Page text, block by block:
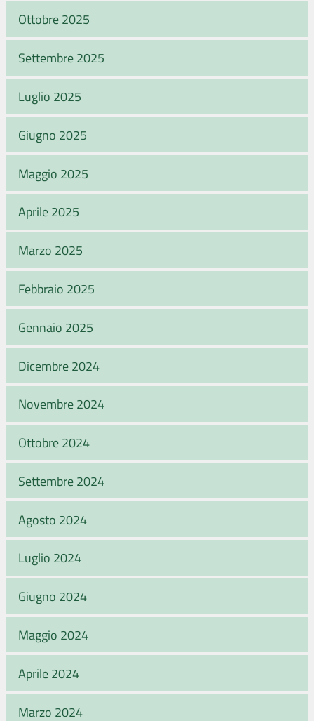
Ottobre 2025
Settembre 2025
Luglio 2025
Giugno 2025
Maggio 2025
Aprile 2025
Marzo 2025
Febbraio 2025
Gennaio 2025
Dicembre 2024
Novembre 2024
Ottobre 2024
Settembre 2024
Agosto 2024
Luglio 2024
Giugno 2024
Maggio 2024
Aprile 2024
Marzo 2024